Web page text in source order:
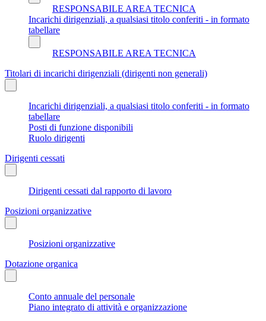
RESPONSABILE AREA TECNICA
Incarichi dirigenziali, a qualsiasi titolo conferiti - in formato
tabellare
RESPONSABILE AREA TECNICA
Titolari di incarichi dirigenziali (dirigenti non generali)
Incarichi dirigenziali, a qualsiasi titolo conferiti - in formato
tabellare
Posti di funzione disponibili
Ruolo dirigenti
Dirigenti cessati
Dirigenti cessati dal rapporto di lavoro
Posizioni organizzative
Posizioni organizzative
Dotazione organica
Conto annuale del personale
Piano integrato di attività e organizzazione